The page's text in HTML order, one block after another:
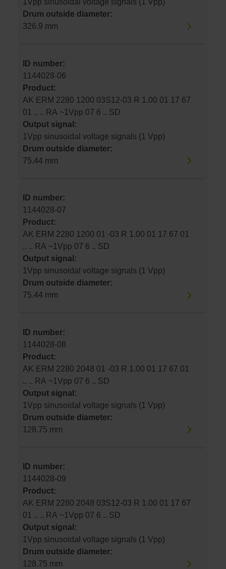
1Vpp sinusoidal voltage signals (1 Vpp)
Drum outside diameter:
326.9 mm
ID number:
1144028-06
Product:
AK ERM 2280 1200 03S12-03 R 1.00 01 17 67
01 .. .. RA ~1Vpp 07 6 .. SD
Output signal:
1Vpp sinusoidal voltage signals (1 Vpp)
Drum outside diameter:
75.44 mm
ID number:
1144028-07
Product:
AK ERM 2280 1200 01 -03 R 1.00 01 17 67 01
.. .. RA ~1Vpp 07 6 .. SD
Output signal:
1Vpp sinusoidal voltage signals (1 Vpp)
Drum outside diameter:
75.44 mm
ID number:
1144028-08
Product:
AK ERM 2280 2048 01 -03 R 1.00 01 17 67 01
.. .. RA ~1Vpp 07 6 .. SD
Output signal:
1Vpp sinusoidal voltage signals (1 Vpp)
Drum outside diameter:
128.75 mm
ID number:
1144028-09
Product:
AK ERM 2280 2048 03S12-03 R 1.00 01 17 67
01 .. .. RA ~1Vpp 07 6 .. SD
Output signal:
1Vpp sinusoidal voltage signals (1 Vpp)
Drum outside diameter:
128.75 mm